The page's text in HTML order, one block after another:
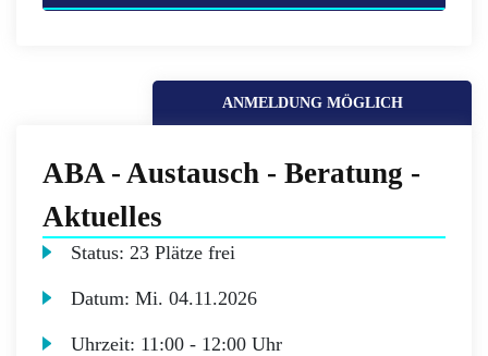
ANMELDUNG MÖGLICH
ABA - Austausch - Beratung -
Aktuelles
Status:23 Plätze frei
Datum:Mi. 04.11.2026
Uhrzeit: 11:00 - 12:00 Uhr